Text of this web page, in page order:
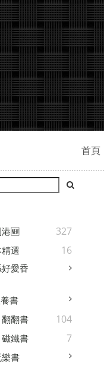
首頁
🆕
327
選 16
愛香
書
翻書
104
鐵書 7
書